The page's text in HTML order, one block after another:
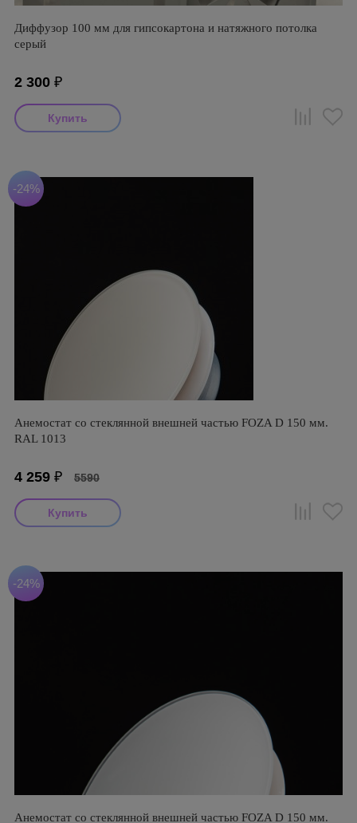
Диффузор 100 мм для гипсокартона и натяжного потолка
серый
2 300 ₽
-24%
Анемостат со стеклянной внешней частью FOZA D 150 мм.
RAL 1013
4 259 ₽ 5590
-24%
Анемостат со стеклянной внешней частью FOZA D 150 мм.